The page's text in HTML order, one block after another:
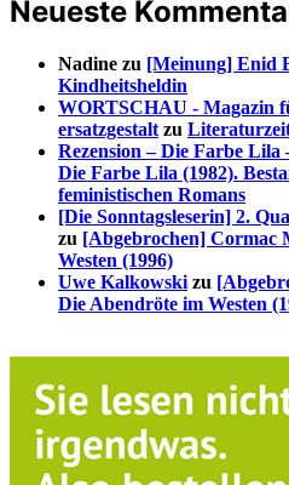
Neueste
Nadine zu [Meinung] Enid
Kindheitsheldin
WORTSCHAU - Magazin
ersatzgestalt zu
Rezension – Die Farbe Lila
Die Farbe Lila (1982).
feministischen Romans
[Die Sonntagsleserin] 2.
zu [Abgebrochen] Cormac
Westen (1996)
Uwe Kalkowski zu
Die Abendröte im Westen